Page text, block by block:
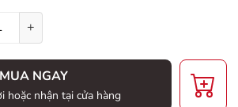
+
MUA NGAY
hoặc nhận tại cửa hàng